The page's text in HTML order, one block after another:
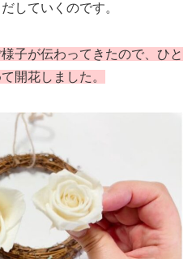
していくのです。
子が伝わってきたので、ひと
開花しました。